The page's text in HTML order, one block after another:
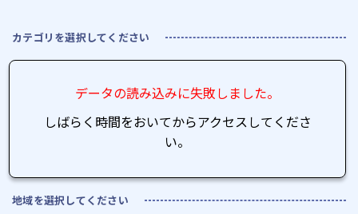
カテゴリを選択してください
データの読み込みに失敗しました。
しばらく時間をおいてからアクセスしてくださ
い。
地域を選択してください